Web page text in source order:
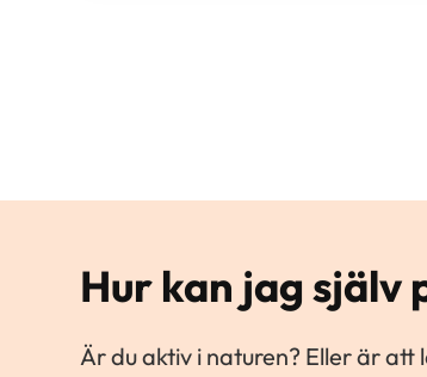
Hur kan jag själv
Är du aktiv i naturen? Eller är